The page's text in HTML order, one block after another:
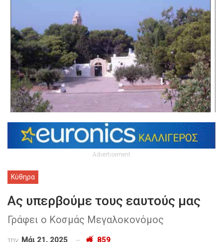
Advertisement
Κύθηρα
Ας υπερβούμε τους εαυτούς μας
Γράφει ο Κοσμάς Μεγαλοκονόμος
την Μάι 21, 2025 859